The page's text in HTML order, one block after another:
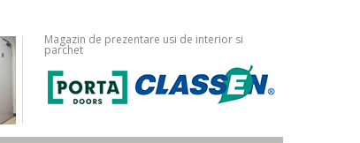
Magazin de prezentare usi de interior si
parchet